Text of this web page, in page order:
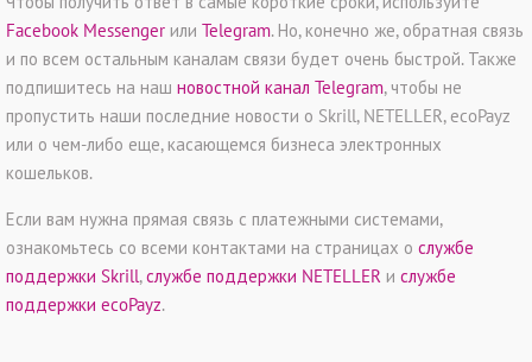
Facebook Messenger или Telegram. Но, конечно же, обратная связь
и по всем остальным каналам связи будет очень быстрой. Также
подпишитесь на наш новостной канал Telegram, чтобы не
пропустить наши последние новости о Skrill, NETELLER, ecoPayz
или о чем-либо еще, касающемся бизнеса электронных
кошельков.
Если вам нужна прямая связь с платежными системами,
ознакомьтесь со всеми контактами на страницах о службе
поддержки Skrill,службе поддержки NETELLER и службе
поддержки ecoPayz.